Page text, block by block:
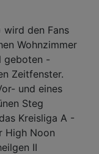
wird den Fans
Wohnzimmer
geboten -
Zeitfenster.
und eines
Steg
Kreisliga A -
High Noon
II